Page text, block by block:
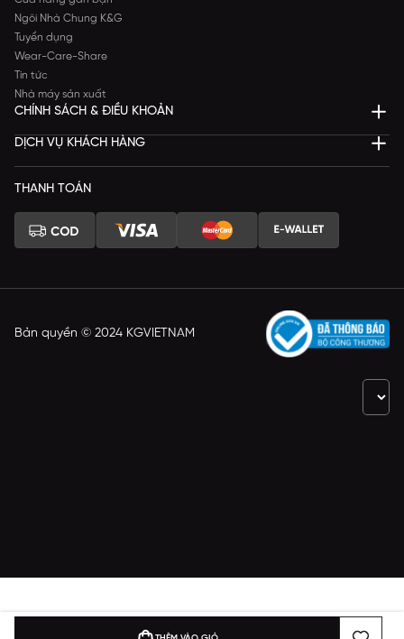
Ngôi Nhà Chung K&G
Tuyển dụng
Wear-Care-Share
Tin tức
Nhà máy sản xuất
CHÍNH SÁCH & ĐIỀU KHOẢN
DỊCH VỤ KHÁCH HÀNG
THANH TOÁN
Bản quyền © 2024 KGVIETNAM